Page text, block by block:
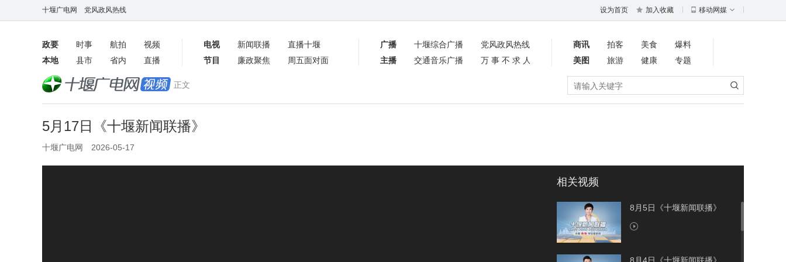
十堰广电网 党风政风热线 设为首页 加入收藏 移动网媒
政要 时事 航拍
视频
本地
县市 省内 直播
电视 新闻联播
直播十堰
节目
廉政聚焦 周五面对面
广播 十堰综合广播
党风政风热线
主播
交通音乐广播 万事不求人
商讯 拍客 美食
爆料
美图
旅游 健康
专题
数字报
正文
5月17日《十堰新闻联播》
十堰广电网 2026-05-17
相关视频
8月5日《十堰新闻联播》